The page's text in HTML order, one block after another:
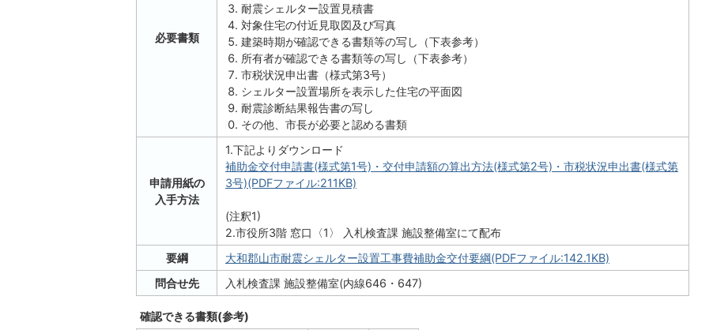
必要書類
耐震シェルター設置見積書
対象住宅の付近見取図及び写真
建築時期が確認できる書類等の写し（下表参考）
所有者が確認できる書類等の写し（下表参考）
市税状況申出書（様式第3号）
シェルター設置場所を表示した住宅の平面図
耐震診断結果報告書の写し
その他、市長が必要と認める書類
申請用紙の
入手方法
1.下記よりダウンロード
補助金交付申請書(様式第1号)・交付申請額の算出方法(様式第2号)・市税状況申出書(様式第
3号)(PDFファイル:211KB)
(注釈1)
2.市役所3階 窓口〈1〉 入札検査課 施設整備室にて配布
要綱
大和郡山市耐震シェルター設置工事費補助金交付要綱(PDFファイル:142.1KB)
問合せ先
入札検査課 施設整備室(内線646・647)
確認できる書類(参考)